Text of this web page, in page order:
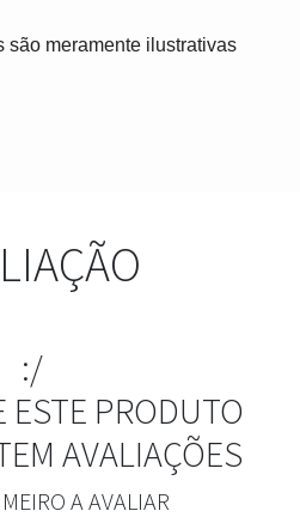
são meramente ilustrativas
:/
ESTE PRODUTO
AVALIAÇÕES
A AVALIAR